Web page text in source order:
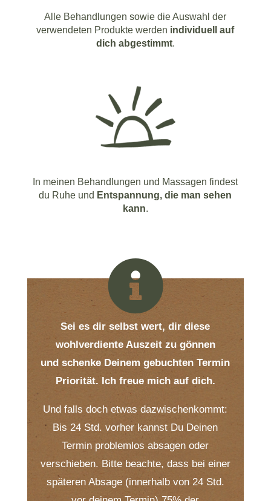
Alle Behandlungen sowie die Auswahl der
verwendeten Produkte werden individuell auf
dich abgestimmt.
In meinen Behandlungen und Massagen findest
du Ruhe und Entspannung, die man sehen
kann.

Sei es dir selbst wert, dir diese
wohlverdiente Auszeit zu gönnen
und schenke Deinem gebuchten Termin
Priorität. Ich freue mich auf dich.
Und falls doch etwas dazwischenkommt:
Bis 24 Std. vorher kannst Du Deinen
Termin problemlos absagen oder
verschieben. Bitte beachte, dass bei einer
späteren Absage (innerhalb von 24 Std.